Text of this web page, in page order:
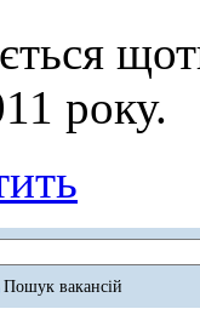
року.
Пошук вакансій